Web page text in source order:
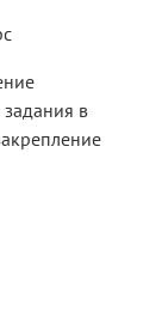
задания в